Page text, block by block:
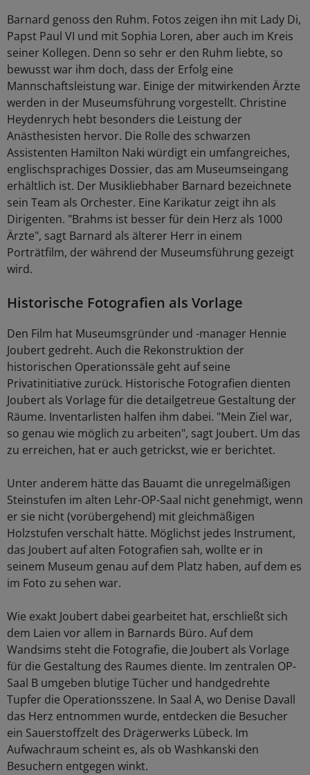
Barnard genoss den Ruhm. Fotos zeigen ihn mit Lady Di,
Papst Paul VI und mit Sophia Loren, aber auch im Kreis
seiner Kollegen. Denn so sehr er den Ruhm liebte, so
bewusst war ihm doch, dass der Erfolg eine
Mannschaftsleistung war. Einige der mitwirkenden Ärzte
werden in der Museumsführung vorgestellt. Christine
Heydenrych hebt besonders die Leistung der
Anästhesisten hervor. Die Rolle des schwarzen
Assistenten Hamilton Naki würdigt ein umfangreiches,
englischsprachiges Dossier, das am Museumseingang
erhältlich ist. Der Musikliebhaber Barnard bezeichnete
sein Team als Orchester. Eine Karikatur zeigt ihn als
Dirigenten. "Brahms ist besser für dein Herz als 1000
Ärzte", sagt Barnard als älterer Herr in einem
Porträtfilm, der während der Museumsführung gezeigt
wird.
Historische Fotografien als Vorlage
Den Film hat Museumsgründer und -manager Hennie
Joubert gedreht. Auch die Rekonstruktion der
historischen Operationssäle geht auf seine
Privatinitiative zurück. Historische Fotografien dienten
Joubert als Vorlage für die detailgetreue Gestaltung der
Räume. Inventarlisten halfen ihm dabei. "Mein Ziel war,
so genau wie möglich zu arbeiten", sagt Joubert. Um das
zu erreichen, hat er auch getrickst, wie er berichtet.
Unter anderem hätte das Bauamt die unregelmäßigen
Steinstufen im alten Lehr-OP-Saal nicht genehmigt, wenn
er sie nicht (vorübergehend) mit gleichmäßigen
Holzstufen verschalt hätte. Möglichst jedes Instrument,
das Joubert auf alten Fotografien sah, wollte er in
seinem Museum genau auf dem Platz haben, auf dem es
im Foto zu sehen war.
Wie exakt Joubert dabei gearbeitet hat, erschließt sich
dem Laien vor allem in Barnards Büro. Auf dem
Wandsims steht die Fotografie, die Joubert als Vorlage
für die Gestaltung des Raumes diente. Im zentralen OP-
Saal B umgeben blutige Tücher und handgedrehte
Tupfer die Operationsszene. In Saal A, wo Denise Davall
das Herz entnommen wurde, entdecken die Besucher
ein Sauerstoffzelt des Drägerwerks Lübeck. Im
Aufwachraum scheint es, als ob Washkanski den
Besuchern entgegen winkt.